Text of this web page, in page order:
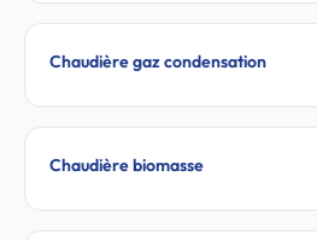
Chaudière gaz condensation
Chaudière biomasse